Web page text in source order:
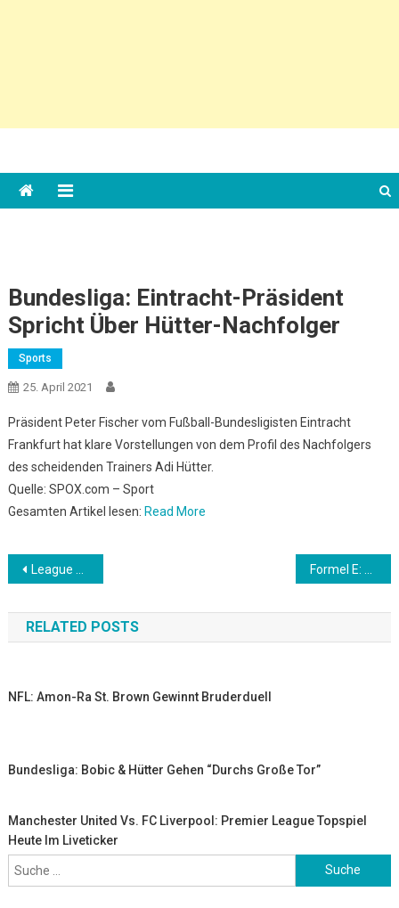
Bundesliga: Eintracht-Präsident
Spricht Über Hütter-Nachfolger
Sports
25. April 2021
Präsident Peter Fischer vom Fußball-Bundesligisten Eintracht
Frankfurt hat klare Vorstellungen von dem Profil des Nachfolgers
des scheidenden Trainers Adi Hütter.
Quelle: SPOX.com – Sport
Gesamten Artikel lesen: Read More
Beitrags-
Navigation
League Cup: Manchester City vs. Tottenham Hotspur Finale heute live im TV, Livestream und Liveticker
RELATED POSTS
NFL: Amon-Ra St. Brown Gewinnt Bruderduell
Bundesliga: Bobic & Hütter Gehen “durchs Große Tor”
Manchester United Vs. FC Liverpool: Premier League Topspiel
Heute Im Liveticker
Suche
nach: